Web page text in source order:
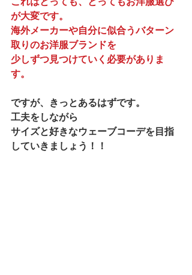
が大変です。
海外メーカーや自分に似合うバターン
取りのお洋服ブランドを
少しずつ見つけていく必要がありま
す。
ですが、きっとあるはずです。
工夫をしながら
サイズと好きなウェーブコーデを目指
していきましょう！！